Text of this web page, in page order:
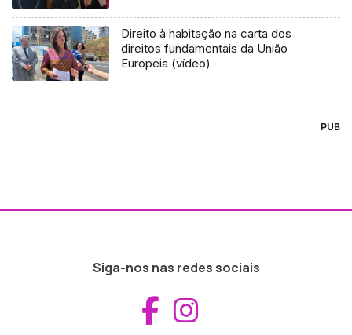
Direito à habitação na carta dos
direitos fundamentais da União
Europeia (vídeo)
PUB
Siga-nos nas redes sociais
Aceder ao